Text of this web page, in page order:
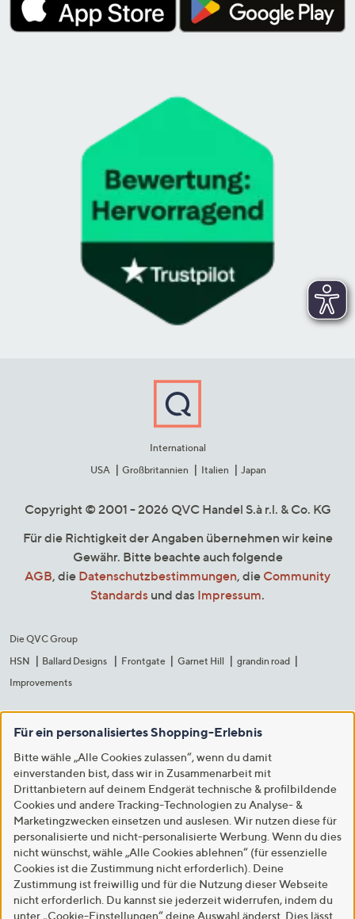
International
USA
Großbritannien Italien Japan
Copyright © 2001 - 2026 QVC Handel S.à r.l. & Co. KG
Für die Richtigkeit der Angaben übernehmen wir keine
Gewähr. Bitte beachte auch folgende
AGB, die Datenschutzbestimmungen, die Community
Standards und das Impressum.
Die QVC Group
HSN
Ballard Designs Frontgate Garnet Hill
grandin road
Improvements
Für ein personalisiertes Shopping-Erlebnis
Bitte wähle „Alle Cookies zulassen“, wenn du damit
einverstanden bist, dass wir in Zusammenarbeit mit
Drittanbietern auf deinem Endgerät technische & profilbildende
Cookies und andere Tracking-Technologien zu Analyse- &
Marketingzwecken einsetzen und auslesen. Wir nutzen diese für
personalisierte und nicht-personalisierte Werbung. Wenn du dies
nicht wünschst, wähle „Alle Cookies ablehnen“ (für essenzielle
Cookies ist die Zustimmung nicht erforderlich). Deine
Zustimmung ist freiwillig und für die Nutzung dieser Webseite
nicht erforderlich. Du kannst sie jederzeit widerrufen, indem du
unter „Cookie-Einstellungen“ deine Auswahl änderst. Dies lässt